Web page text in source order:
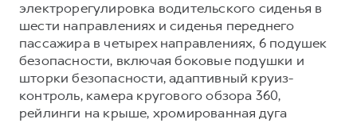
электрорегулировка водительского сиденья в
шести направлениях и сиденья переднего
пассажира в четырех направлениях, 6 подушек
безопасности, включая боковые подушки и
шторки безопасности, адаптивный круиз-
контроль, камера кругового обзора 360,
рейлинги на крыше, хромированная дуга